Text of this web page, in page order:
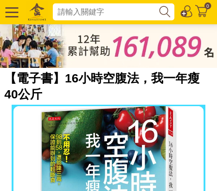
0
【電子書】16小時空腹法，我一年瘦
40公斤